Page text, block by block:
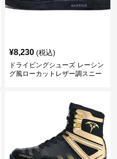
¥8,230 (税込)
ドライビングシューズ レーシン
グ風ローカットレザー調スニー